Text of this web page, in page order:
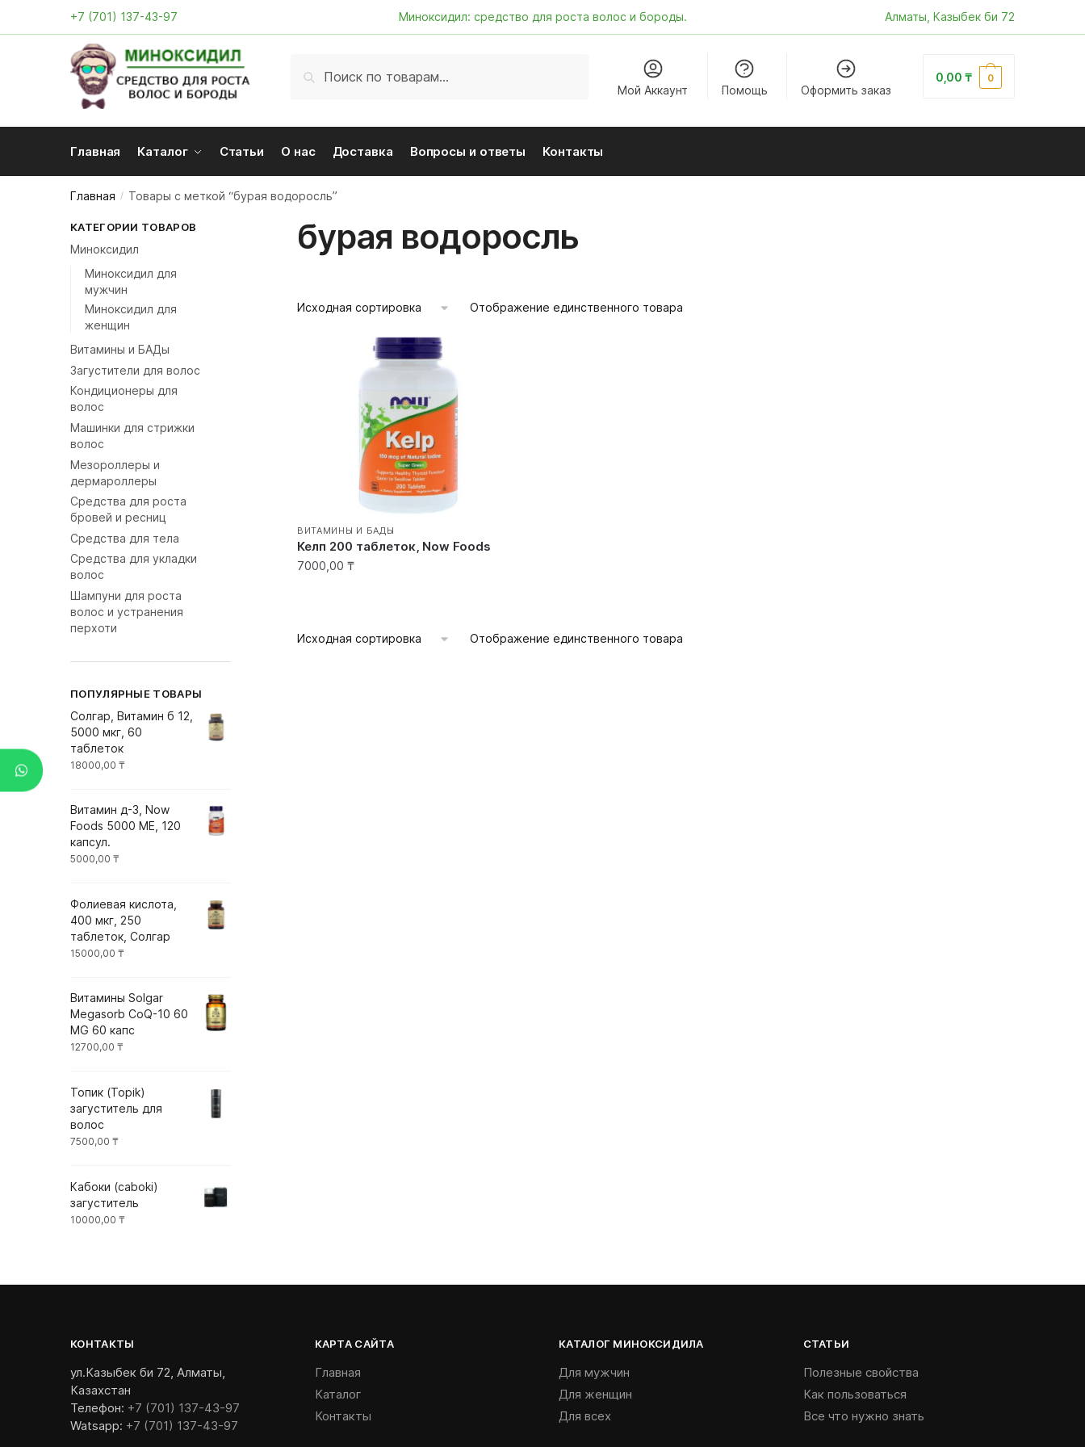
+7 (701) 137-43-97 Миноксидил: средство для роста волос и бороды. Алматы, Казыбек би 72
Поиск
Мой Аккаунт Помощь Оформить заказ
0,00₸ 0
Главная Каталог Статьи О нас Доставка Вопросы и ответы Контакты
Главная / Товары с меткой “бурая водоросль”
бурая водоросль
Отображение единственного товара
ВИТАМИНЫ И БАДЫ
Келп 200 таблеток, Now Foods
7000,00 ₸
Отображение единственного товара
КАТЕГОРИИ ТОВАРОВ
Миноксидил
Миноксидил для
мужчин
Миноксидил для
женщин
Витамины и БАДы
Загустители для волос
Кондиционеры для
волос
Машинки для стрижки
волос
Мезороллеры и
дермароллеры
Средства для роста
бровей и ресниц
Средства для тела
Средства для укладки
волос
Шампуни для роста
волос и устранения
перхоти
ПОПУЛЯРНЫЕ ТОВАРЫ
Солгар, Витамин б 12,
5000 мкг, 60
таблеток
18000,00 ₸
Витамин д-3, Now
Foods 5000 ME, 120
капсул.
5000,00 ₸
Фолиевая кислота,
400 мкг, 250
таблеток, Солгар
15000,00 ₸
Витамины Solgar
Megasorb CoQ-10 60
MG 60 капс
12700,00 ₸
Топик (Topik)
загуститель для
волос
7500,00 ₸
Кабоки (caboki)
загуститель
10000,00 ₸
КОНТАКТЫ
ул.Казыбек би 72, Алматы,
Казахстан
Телефон: +7 (701) 137-43-97
Watsapp: +7 (701) 137-43-97
КАРТА САЙТА
Главная
Каталог
Контакты
КАТАЛОГ МИНОКСИДИЛА
Для мужчин
Для женщин
Для всех
СТАТЬИ
Полезные свойства
Как пользоваться
Все что нужно знать